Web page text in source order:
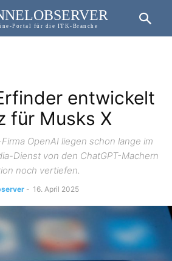
Portal für die ITK-Branche
entwickelt
für Musks X
OpenAI liegen schon lange im
Dienst von den ChatGPT-Machern
noch vertiefen.
- 16. April 2025